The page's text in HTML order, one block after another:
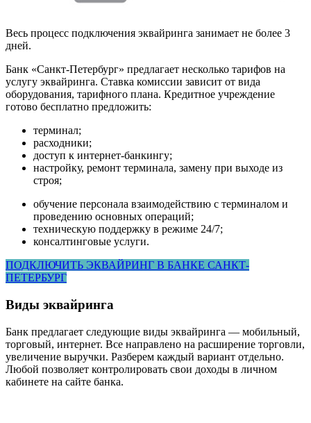
Весь процесс подключения эквайринга занимает не более 3
дней.
Банк «Санкт-Петербург» предлагает несколько тарифов на
услугу эквайринга. Ставка комиссии зависит от вида
оборудования, тарифного плана. Кредитное учреждение
готово бесплатно предложить:
терминал;
расходники;
доступ к интернет-банкингу;
настройку, ремонт терминала, замену при выходе из
строя;
обучение персонала взаимодействию с терминалом и
проведению основных операций;
техническую поддержку в режиме 24/7;
консалтинговые услуги.
ПОДКЛЮЧИТЬ ЭКВАЙРИНГ В БАНКЕ САНКТ-
ПЕТЕРБУРГ
Виды эквайринга
Банк предлагает следующие виды эквайринга — мобильный,
торговый, интернет. Все направлено на расширение торговли,
увеличение выручки. Разберем каждый вариант отдельно.
Любой позволяет контролировать свои доходы в личном
кабинете на сайте банка.